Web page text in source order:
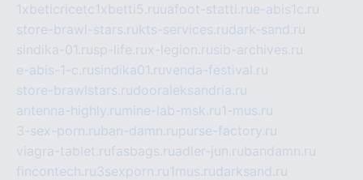
1xbeticricetc1xbetti5.ruuafoot-statti.rue-abis1c.ru
store-brawl-stars.rukts-services.rudark-sand.ru
sindika-01.rusp-life.rux-legion.rusib-archives.ru
e-abis-1-c.rusindika01.ruvenda-festival.ru
store-brawlstars.rudooraleksandria.ru
antenna-highly.ru mine-lab-msk.ru1-mus.ru
3-sex-porn.ruban-damn.rupurse-factory.ru
viagra-tablet.rufasbags.ruadler-jun.rubandamn.ru
fincontech.ru3sexporn.ru1mus.rudarksand.ru